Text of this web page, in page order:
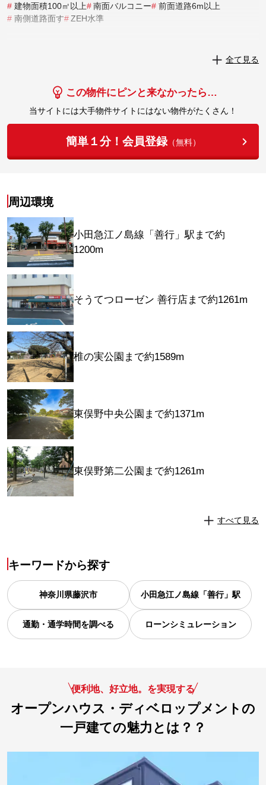
# 建物面積100㎡以上# 南面バルコニー# 前面道路6m以上
# 南側道路面す# ZEH水準
全て見る
この物件にピンと来なかったら…
当サイトには大手物件サイトにはない物件がたくさん！
簡単１分！会員登録（無料）
周辺環境
小田急江ノ島線「善行」駅まで約
1200m
そうてつローゼン 善行店まで約1261m
椎の実公園まで約1589m
東俣野中央公園まで約1371m
東俣野第二公園まで約1261m
すべて見る
キーワードから探す
神奈川県藤沢市 小田急江ノ島線「善行」駅
通勤・通学時間を調べる ローンシミュレーション
便利地、好立地。を実現する
オープンハウス・ディベロップメントの
一戸建ての魅力とは？？